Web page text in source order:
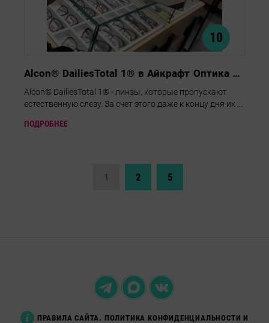
10
Alcon® DailiesTotal 1® в Айкрафт Оптика на Новом Арбате,13
Alcon® DailiesTotal 1® - линзы, которые пропускают
естественную слезу. За счет этого даже к концу дня их ...
ПОДРОБНЕЕ
1 2 5
ПРАВИЛА САЙТА. ПОЛИТИКА КОНФИДЕНЦИАЛЬНОСТИ И